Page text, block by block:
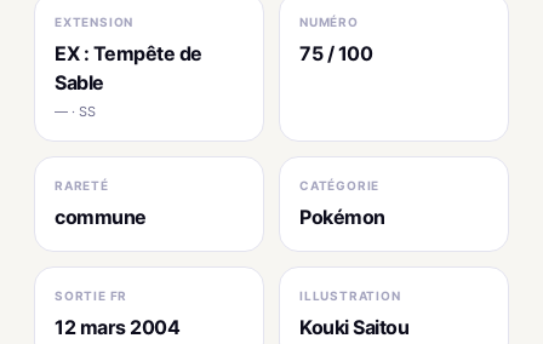
EXTENSION
EX : Tempête de
Sable
— · SS
NUMÉRO
75 / 100
RARETÉ
commune
CATÉGORIE
Pokémon
SORTIE FR
12 mars 2004
ILLUSTRATION
Kouki Saitou